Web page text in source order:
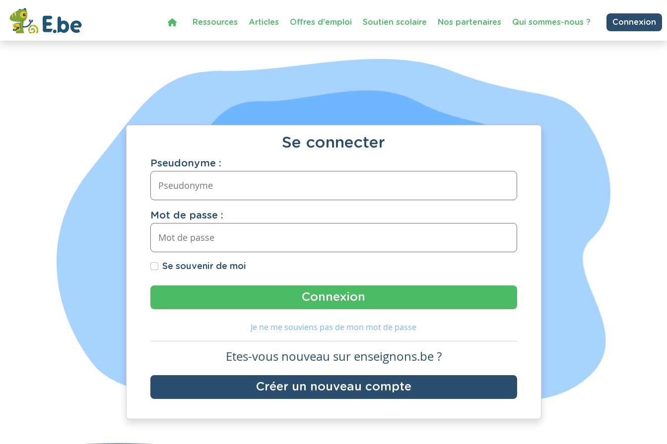
Ressources Articles Offres d'emploi Soutien scolaire Nos partenaires Qui sommes-nous ? Connexion
Se connecter
Pseudonyme :
Mot de passe :
Se souvenir de moi
Je ne me souviens pas de mon mot de passe
Etes-vous nouveau sur enseignons.be ?
Créer un nouveau compte